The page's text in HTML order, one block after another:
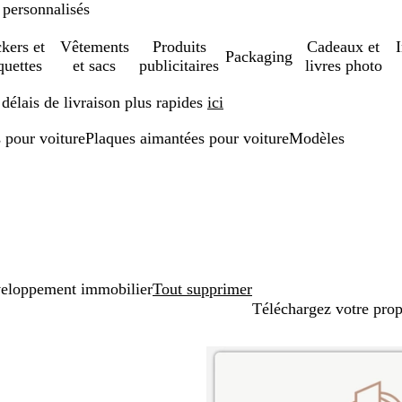
et
Vêtements
et sacs
Produits
publicitaires
Packaging
Cadeaux et
livres photo
de livraison plus rapides ici
pour voiturePlaques aimantées pour voitureModèles
immobilierTout supprimer
Téléchargez votre